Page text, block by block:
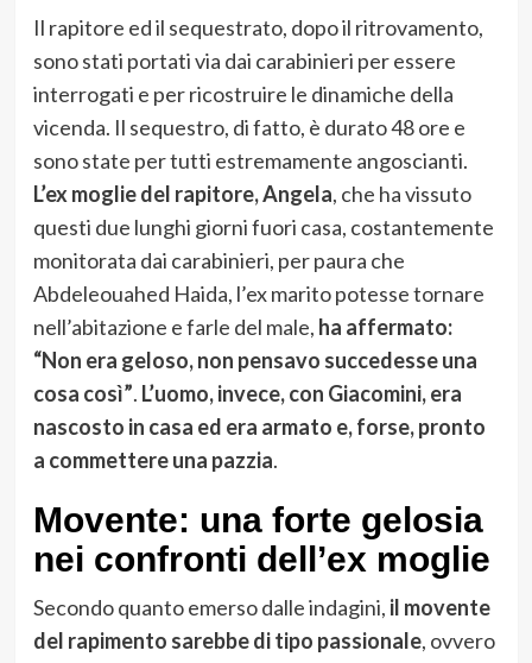
Il rapitore ed il sequestrato, dopo il ritrovamento,
sono stati portati via dai carabinieri per essere
interrogati e per ricostruire le dinamiche della
vicenda. Il sequestro, di fatto, è durato 48 ore e
sono state per tutti estremamente angoscianti.
L’ex moglie del rapitore, Angela, che ha vissuto
questi due lunghi giorni fuori casa, costantemente
monitorata dai carabinieri, per paura che
Abdeleouahed Haida, l’ex marito potesse tornare
nell’abitazione e farle del male, ha affermato:
“Non era geloso, non pensavo succedesse una
cosa così”. L’uomo, invece, con Giacomini, era
nascosto in casa ed era armato e, forse, pronto
a commettere una pazzia.
Movente: una forte gelosia
nei confronti dell’ex moglie
Secondo quanto emerso dalle indagini, il movente
del rapimento sarebbe di tipo passionale, ovvero